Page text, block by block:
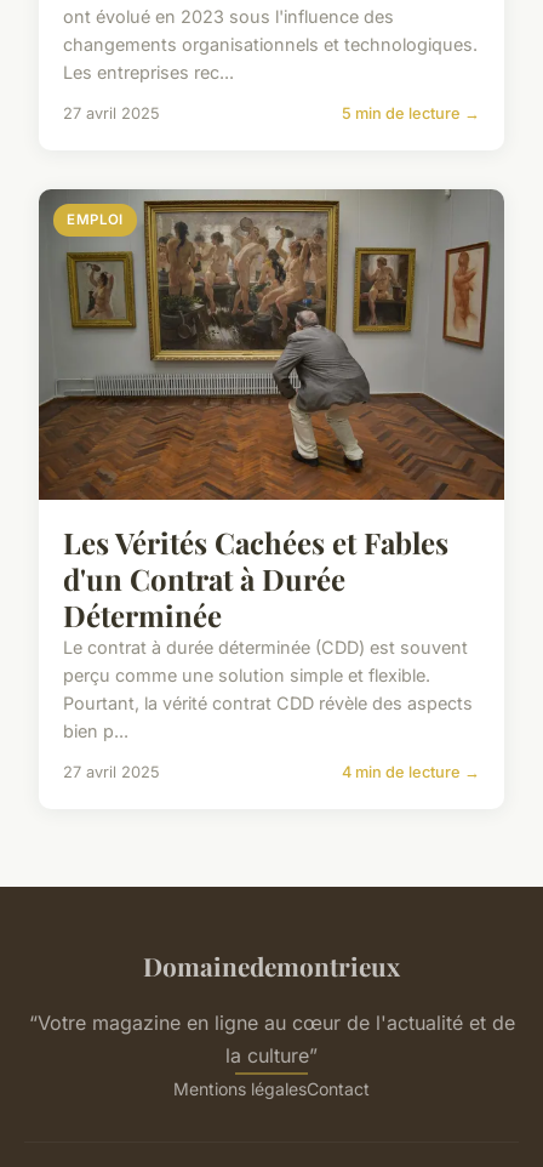
ont évolué en 2023 sous l'influence des
changements organisationnels et technologiques.
Les entreprises rec...
27 avril 2025 5 min de lecture →
EMPLOI
Les Vérités Cachées et Fables
d'un Contrat à Durée
Déterminée
Le contrat à durée déterminée (CDD) est souvent
perçu comme une solution simple et flexible.
Pourtant, la vérité contrat CDD révèle des aspects
bien p...
27 avril 2025 4 min de lecture →
Domainedemontrieux
“Votre magazine en ligne au cœur de l'actualité et de
la culture”
Mentions légalesContact